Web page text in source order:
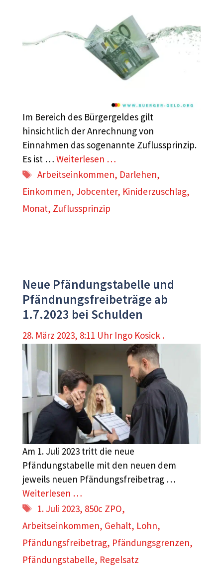
Im Bereich des Bürgergeldes gilt
hinsichtlich der Anrechnung von
Einnahmen das sogenannte Zuflussprinzip.
Es ist … Weiterlesen …
Schlagwörter
Arbeitseinkommen, Darlehen,
Einkommen, Jobcenter, Kiniderzuschlag,
Monat, Zuflussprinzip
Neue Pfändungstabelle und
Pfändnungsfreibeträge ab
1.7.2023 bei Schulden
28. März 2023, 8:11 Uhr Ingo Kosick .
Am 1. Juli 2023 tritt die neue
Pfändungstabelle mit den neuen dem
jeweils neuen Pfändungsfreibetrag …
Weiterlesen …
Schlagwörter
1. Juli 2023, 850c ZPO,
Arbeitseinkommen, Gehalt, Lohn,
Pfändungsfreibetrag, Pfändungsgrenzen,
Pfändungstabelle, Regelsatz